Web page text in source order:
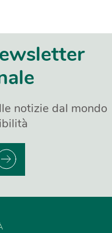
notizie dal mondo